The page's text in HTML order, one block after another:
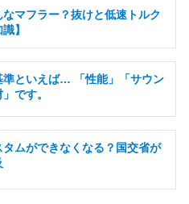
マフラー？抜けと低速トルク
】
準といえば… 「性能」「サウン
です。
ムができなくなる？国交省が